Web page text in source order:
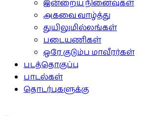
இன்றைய நினைவுகள்
அகவை வாழ்த்து
துயிலுமில்லங்கள்
படையணிகள்
ஒரே குடும்ப மாவீரர்கள்
படத்தொகுப்பு
பாடல்கள்
தொடர்புகளுக்கு